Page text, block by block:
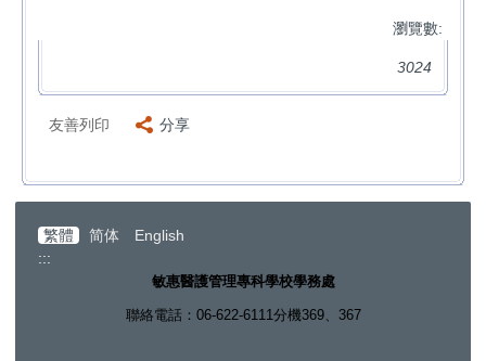
瀏覽數:
3024
友善列印 分享
繁體 简体
English
:::
敏惠醫護管理專科學校學務處
聯絡電話：06-622-6111分機369、367